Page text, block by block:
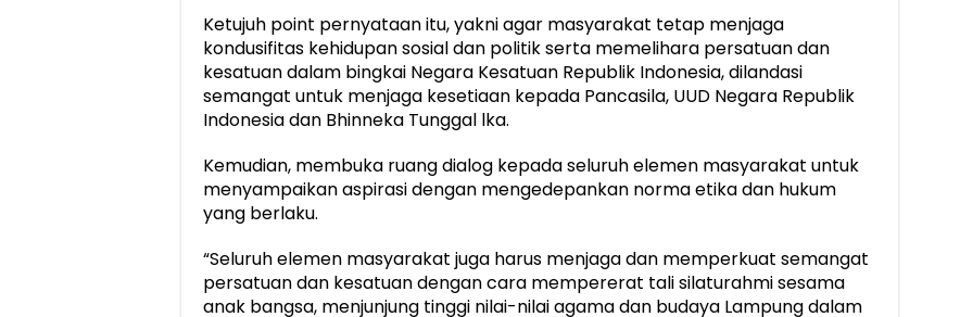
Ketujuh point pernyataan itu, yakni agar masyarakat tetap menjaga
kondusifitas kehidupan sosial dan politik serta memelihara persatuan dan
kesatuan dalam bingkai Negara Kesatuan Republik Indonesia, dilandasi
semangat untuk menjaga kesetiaan kepada Pancasila, UUD Negara Republik
Indonesia dan Bhinneka Tunggal lka.
Kemudian, membuka ruang dialog kepada seluruh elemen masyarakat untuk
menyampaikan aspirasi dengan mengedepankan norma etika dan hukum
yang berlaku.
“Seluruh elemen masyarakat juga harus menjaga dan memperkuat semangat
persatuan dan kesatuan dengan cara mempererat tali silaturahmi sesama
anak bangsa, menjunjung tinggi nilai-nilai agama dan budaya Lampung dalam